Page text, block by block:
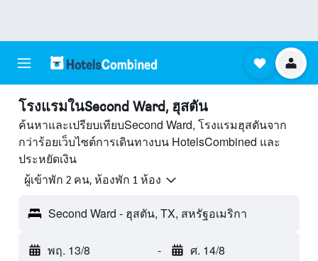
โรงแรมในSecond Ward, ฮุสตัน
ค้นหาและเปรียบเทียบSecond Ward, โรงแรมฮุสตันจาก
กว่าร้อยเว็บไซต์การเดินทางบน HotelsCombined และ
ประหยัดเงิน
ผู้เข้าพัก 2 คน, ห้องพัก 1 ห้อง
Second Ward - ฮุสตัน, TX, สหรัฐอเมริกา
พฤ. 13/8 - ศ. 14/8